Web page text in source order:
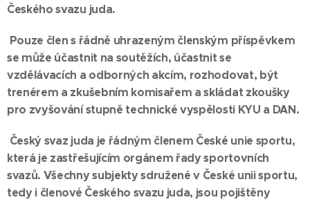
Českého svazu juda.
Pouze člen s řádně uhrazeným členským příspěvkem
se může účastnit na soutěžích, účastnit se
vzdělávacích a odborných akcím, rozhodovat, být
trenérem a zkušebním komisařem a skládat zkoušky
pro zvyšování stupně technické vyspělosti KYU a DAN.
Český svaz juda je řádným členem České unie sportu,
která je zastřešujícím orgánem řady sportovních
svazů. Všechny subjekty sdružené v České unii sportu,
tedy i členové Českého svazu juda, jsou pojištěny